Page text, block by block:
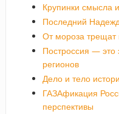
Крупинки смысла
Последний
От мороза трещат
Построссия — это
регионов
Дело и тело
ГАЗАфикация
перспективы